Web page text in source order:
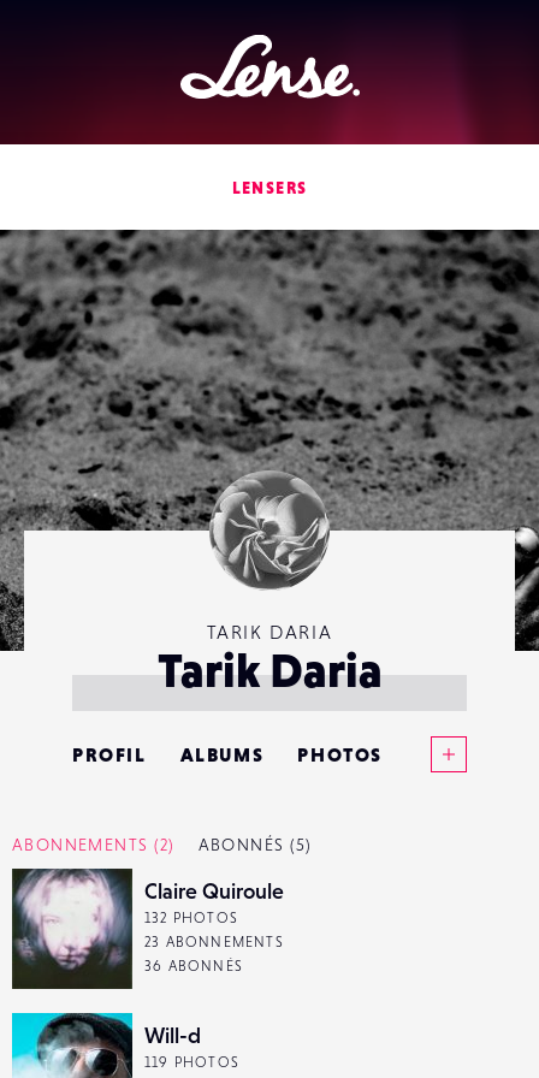
Lense
LENSERS
TARIK DARIA
Tarik Daria
PROFIL ALBUMS PHOTOS
ABONNEMENTS (2) ABONNÉS (5)
Claire Quiroule
132 PHOTOS
23 ABONNEMENTS
36 ABONNÉS
Will-d
119 PHOTOS